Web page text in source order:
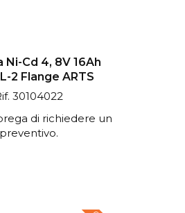
Ni-Cd 4, 8V 16Ah
2 Flange ARTS
30104022
di richiedere un
preventivo.